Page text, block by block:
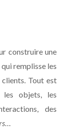
construire une
remplisse les
Tout est
objets, les
des
…